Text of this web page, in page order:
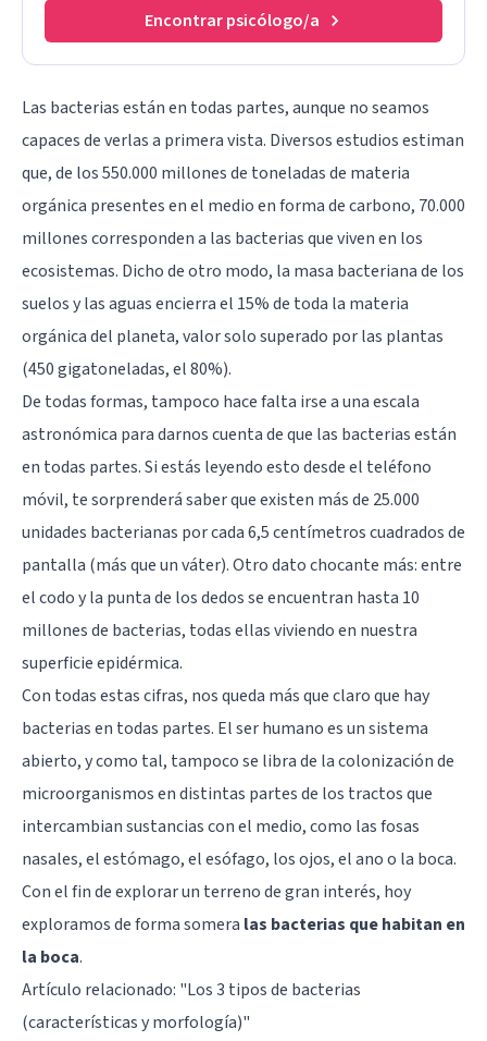
Encontrar psicólogo/a
Las bacterias están en todas partes, aunque no seamos
capaces de verlas a primera vista. Diversos estudios estiman
que, de los 550.000 millones de toneladas de materia
orgánica presentes en el medio en forma de carbono, 70.000
millones corresponden a las bacterias que viven en los
ecosistemas. Dicho de otro modo, la masa bacteriana de los
suelos y las aguas encierra el 15% de toda la materia
orgánica del planeta, valor solo superado por las plantas
(450 gigatoneladas, el 80%).
De todas formas, tampoco hace falta irse a una escala
astronómica para darnos cuenta de que las bacterias están
en todas partes. Si estás leyendo esto desde el teléfono
móvil, te sorprenderá saber que existen más de 25.000
unidades bacterianas por cada 6,5 centímetros cuadrados de
pantalla (más que un váter). Otro dato chocante más: entre
el codo y la punta de los dedos se encuentran hasta 10
millones de bacterias, todas ellas viviendo en nuestra
superficie epidérmica.
Con todas estas cifras, nos queda más que claro que hay
bacterias en todas partes. El ser humano es un sistema
abierto, y como tal, tampoco se libra de la colonización de
microorganismos en distintas partes de los tractos que
intercambian sustancias con el medio, como las fosas
nasales, el estómago, el esófago, los ojos, el ano o la boca.
Con el fin de explorar un terreno de gran interés, hoy
exploramos de forma somera las bacterias que habitan en
la boca.
Artículo relacionado: "Los 3 tipos de bacterias
(características y morfología)"